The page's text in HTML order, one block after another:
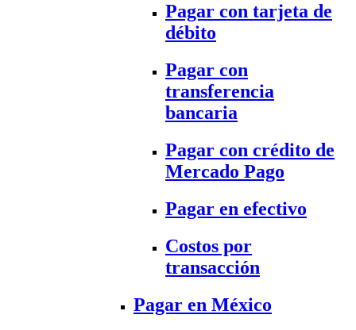
Pagar con tarjeta de
débito
Pagar con
transferencia
bancaria
Pagar con crédito de
Mercado Pago
Pagar en efectivo
Costos por
transacción
Pagar en México